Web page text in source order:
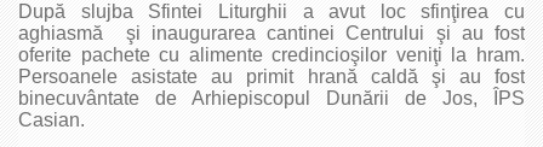
După slujba Sfintei Liturghii a avut loc sfinţirea cu
aghiasmă şi inaugurarea cantinei Centrului şi au fost
oferite pachete cu alimente credincioşilor veniţi la hram.
Persoanele asistate au primit hrană caldă şi au fost
binecuvântate de Arhiepiscopul Dunării de Jos, ÎPS
Casian.